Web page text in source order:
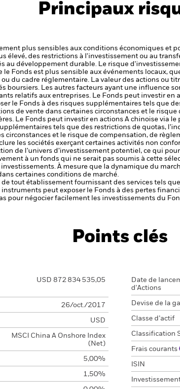
Principaux
plus sensibles aux conditions économiques et
élevé, des restrictions à l'investissement ou au
au développement durable. Le risque
Fonds est plus sensible aux événements locaux,
du cadre réglementaire. La valeur des actions ou
boursiers. Les autres facteurs ayant une influence
relatifs aux entreprises. Le Fonds peut investir en
le Fonds à des risques supplémentaires tels que
de vente dans certaines circonstances et le
Le Fonds peut investir en actions A chinoise via
tels que des restrictions de quotas,
circonstances et le risque de compensation, de
les sociétés exerçant certaines activités non
de l’univers d’investissement potentiel, ce qui
à un fonds qui ne serait pas soumis à cette
À mesure que la dynamique du
certaines conditions de marché.
tout établissement fournissant des services tels
peut exposer le Fonds à des pertes
pour négocier facilement les investissements du
Points clés
USD 872 834 535,05
26/oct./2017
USD
MSCI China A Onshore Index
(Net)
5,00%
1,50%
Date de
d'Actions
Devise de la
Classe d’actif
Classification
Frais courants
ISIN